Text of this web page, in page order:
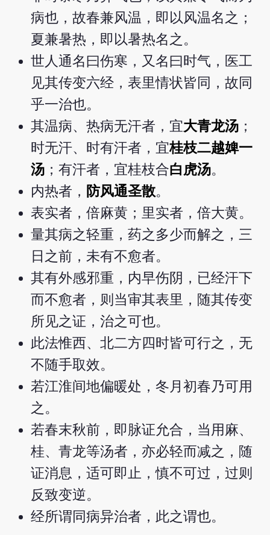
病也，故春兼风温，即以风温名之；
夏兼暑热，即以暑热名之。
世人通名曰伤寒，又名曰时气，医工
见其传变六经，表里情状皆同，故同
乎一治也。
其温病、热病无汗者，宜大青龙汤 ；
时无汗、时有汗者，宜桂枝二越婢一
汤 ；有汗者，宜桂枝合白虎汤。
内热者， 防风通圣散。
表实者，倍麻黄；里实者，倍大黄。
量其病之轻重，药之多少而解之，三
日之前，未有不愈者。
其有外感邪重，内早伤阴，已经汗下
而不愈者，则当审其表里，随其传变
所见之证，治之可也。
此法惟西、北二方四时皆可行之，无
不随手取效。
若江淮间地偏暖处，冬月初春乃可用
之。
若春末秋前，即脉证允合，当用麻、
桂、青龙等汤者，亦必轻而减之，随
证消息，适可即止，慎不可过，过则
反致变逆。
经所谓同病异治者，此之谓也。